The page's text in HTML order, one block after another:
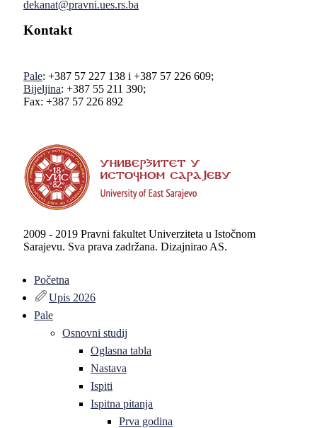
dekanat@pravni.ues.rs.ba
Kontakt
Pale: +387 57 227 138 i +387 57 226 609;
Bijeljina: +387 55 211 390;
Fax: +387 57 226 892
2009 - 2019 Pravni fakultet Univerziteta u Istočnom
Sarajevu. Sva prava zadržana. Dizajnirao AS.
Početna
Upis 2026
Pale
Osnovni studij
Oglasna tabla
Nastava
Ispiti
Ispitna pitanja
Prva godina